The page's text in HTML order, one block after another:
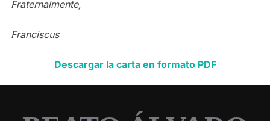
Fraternalmente,
Franciscus
Descargar la carta en formato PDF